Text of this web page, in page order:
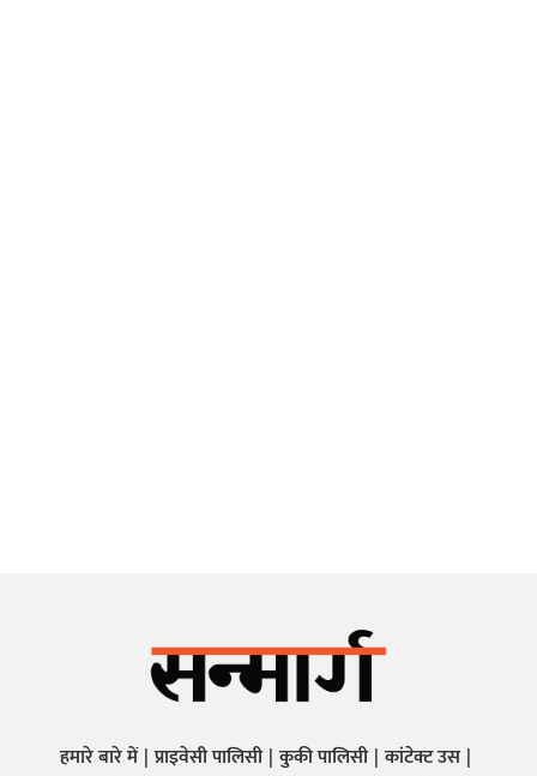
हमारे बारे में प्राइवेसी पालिसी कुकी पालिसी कांटेक्ट उस